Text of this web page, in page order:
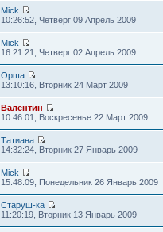
Mick
10:26:52, Четверг 09 Апрель 2009
Mick
16:21:21, Четверг 02 Апрель 2009
Орша
13:10:16, Вторник 24 Март 2009
Валентин
10:46:01, Воскресенье 22 Март 2009
Татиана
14:32:24, Вторник 27 Январь 2009
Mick
15:48:09, Понедельник 26 Январь 2009
Старуш-ка
11:20:19, Вторник 13 Январь 2009